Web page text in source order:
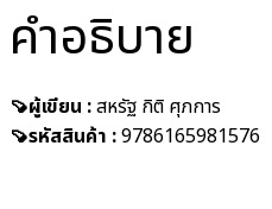
คำอธิบาย
🍠ผู้เขียน :สหรัฐ กิติ ศุภการ
🍠รหัสสินค้า :9786165981576